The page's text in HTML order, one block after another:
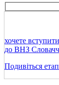
хочете вступити
до ВНЗ
Подивіться